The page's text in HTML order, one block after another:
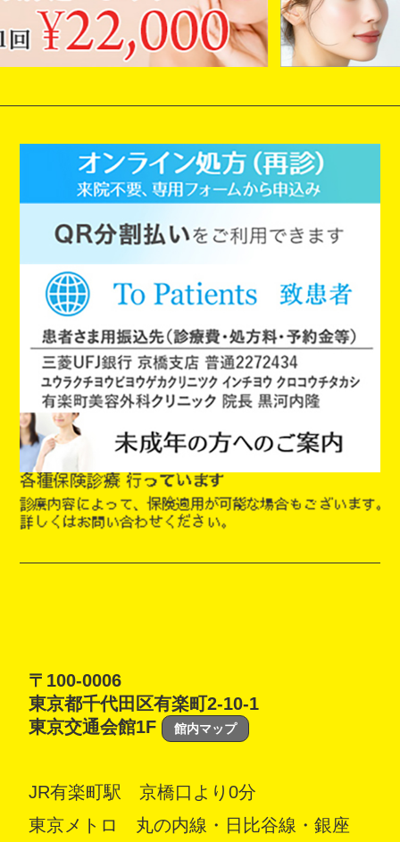
〒100-0006
東京都千代田区有楽町2-10-1
東京交通会館1F
館内マップ
JR有楽町駅 京橋口より0分
東京メトロ 丸の内線・日比谷線・銀座